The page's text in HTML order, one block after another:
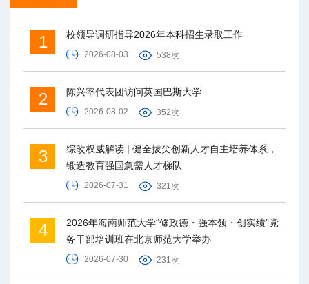
1 校领导调研指导2026年本科招生录取工作
2026-08-03 538次
2 陈兴率代表团访问英国巴斯大学
2026-08-02 352次
3
综改权威解读 | 健全拔尖创新人才自主培养体系，
锻造教育强国急需人才梯队
2026-07-31 321次
4
2026年海南师范大学“修政德・强本领・创实绩”党
务干部培训班在北京师范大学举办
2026-07-30 231次